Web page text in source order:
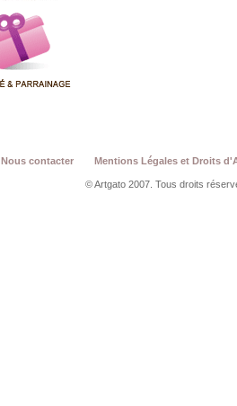
Nous contacter Mentions Légales et Droits
© Artgato 2007. Tous droits